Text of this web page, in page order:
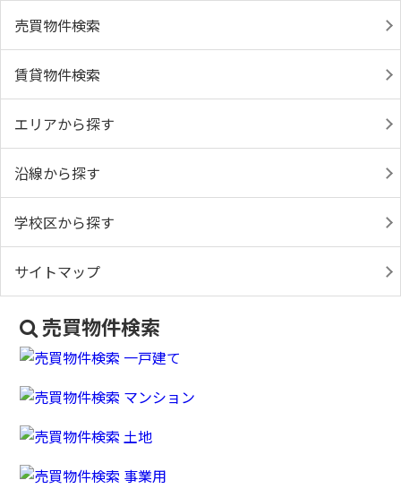
売買物件検索
賃貸物件検索
エリアから探す
沿線から探す
学校区から探す
サイトマップ
売買物件検索